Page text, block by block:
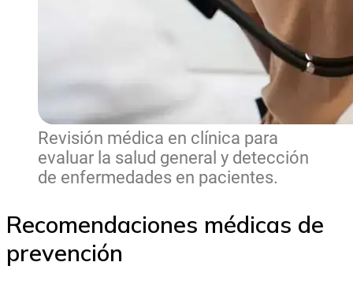
Revisión médica en clínica para
evaluar la salud general y detección
de enfermedades en pacientes.
Recomendaciones médicas de
prevención